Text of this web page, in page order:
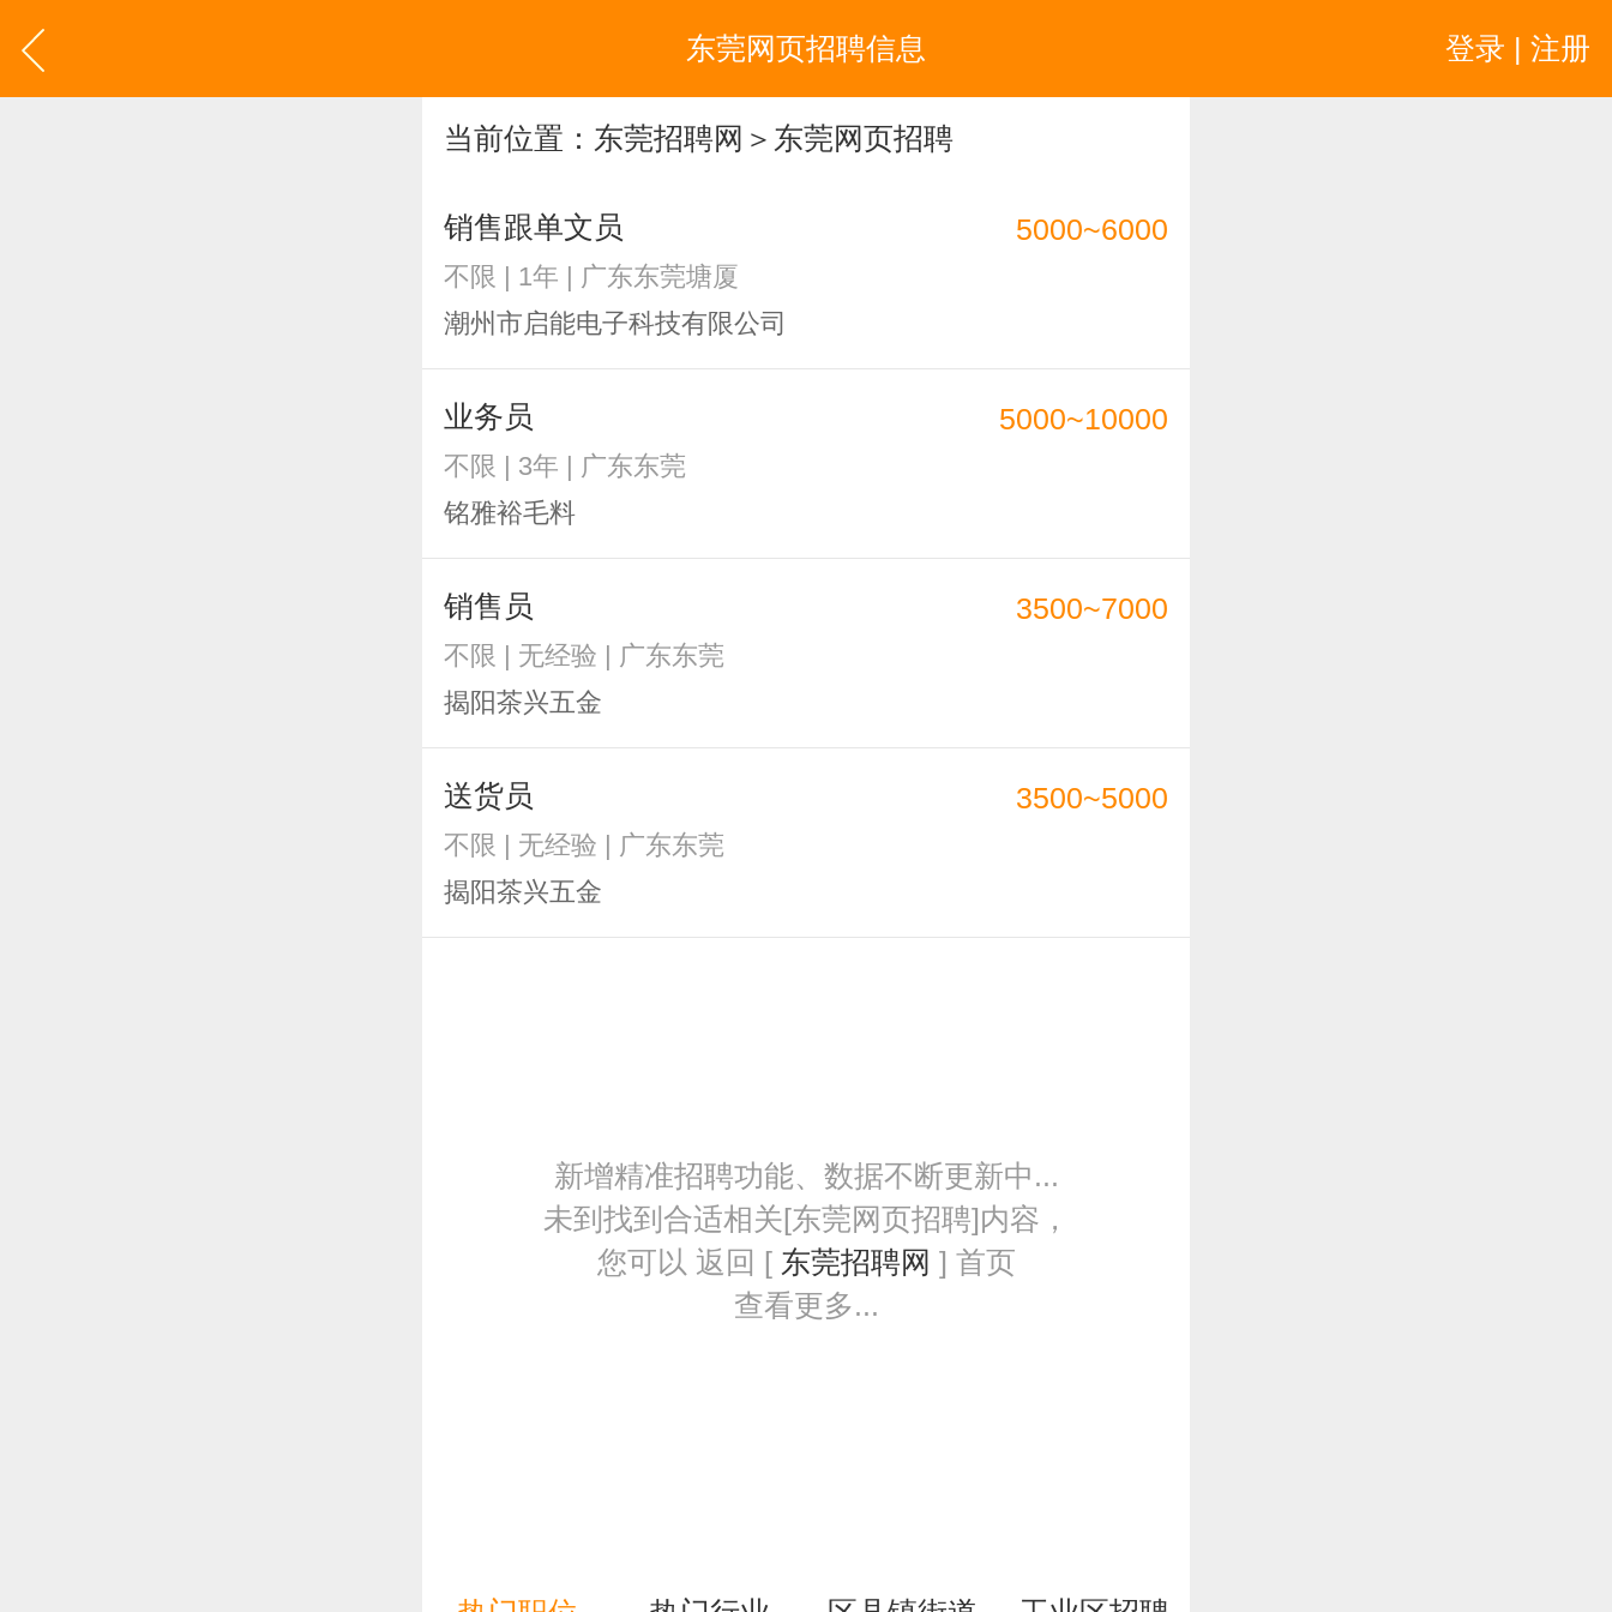
登录 | 注册
东莞网页招聘信息
当前位置： 东莞招聘网 ＞东莞网页招聘
销售跟单文员
不限 | 1年 | 广东东莞塘厦
潮州市启能电子科技有限公司
5000~6000
业务员
不限 | 3年 | 广东东莞
铭雅裕毛料
5000~10000
销售员
不限 | 无经验 | 广东东莞
揭阳茶兴五金
3500~7000
送货员
不限 | 无经验 | 广东东莞
揭阳茶兴五金
3500~5000
新增精准招聘功能、数据不断更新中...
未到找到合适相关[东莞网页招聘]内容，
您可以 返回 [ 东莞招聘网 ] 首页
查看更多...